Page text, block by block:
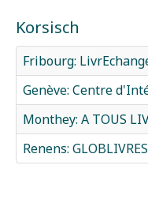
Korsisch
Fribourg:
Genève: Centre
Monthey: A TOUS
Renens: GLOBLIVRES